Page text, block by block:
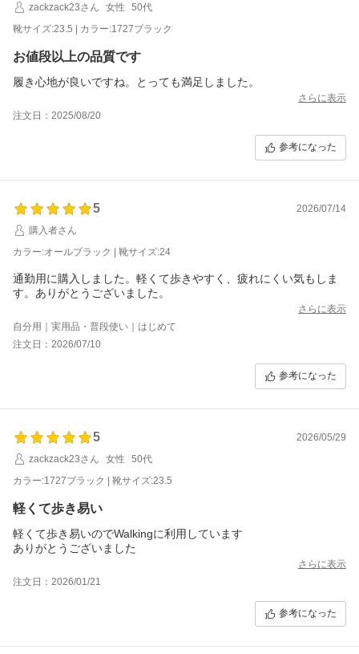
zackzack23さん
女性
50代
靴サイズ:23.5 | カラー:1727ブラック
お値段以上の品質です
履き心地が良いですね。とっても満足しました。
さらに表示
注文日：2025/08/20
参考になった
5
2026/07/14
購入者さん
カラー:オールブラック | 靴サイズ:24
通勤用に購入しました。軽くて歩きやすく、疲れにくい気もしま
す。ありがとうございました。
さらに表示
自分用｜実用品・普段使い｜はじめて
注文日：2026/07/10
参考になった
5
2026/05/29
zackzack23さん
女性
50代
カラー:1727ブラック | 靴サイズ:23.5
軽くて歩き易い
軽くて歩き易いのでWalkingに利用しています
ありがとうございました
さらに表示
注文日：2026/01/21
参考になった